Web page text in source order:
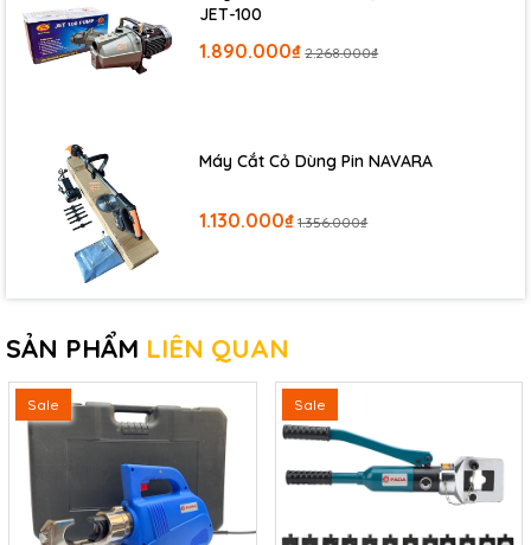
JET-100
1.890.000₫ 2.268.000₫
Máy Cắt Cỏ Dùng Pin NAVARA
1.130.000₫ 1.356.000₫
SẢN PHẨM LIÊN QUAN
Sale Sale